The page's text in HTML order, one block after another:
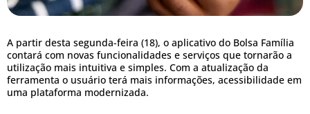
A partir desta segunda-feira (18), o aplicativo do Bolsa Família
contará com novas funcionalidades e serviços que tornarão a
utilização mais intuitiva e simples. Com a atualização da
ferramenta o usuário terá mais informações, acessibilidade em
uma plataforma modernizada.